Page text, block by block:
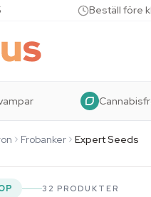
Beställ före
Frobanker Expert Seeds
32 PRODUKTER